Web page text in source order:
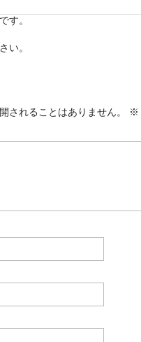
す。
い。
されることはありません。
※